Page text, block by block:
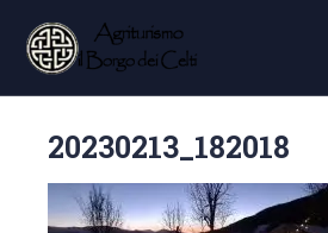
20230213_182018